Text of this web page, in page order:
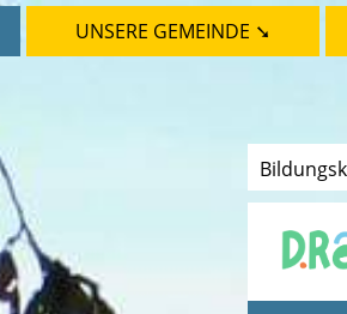
UNSERE GEMEINDE ➘